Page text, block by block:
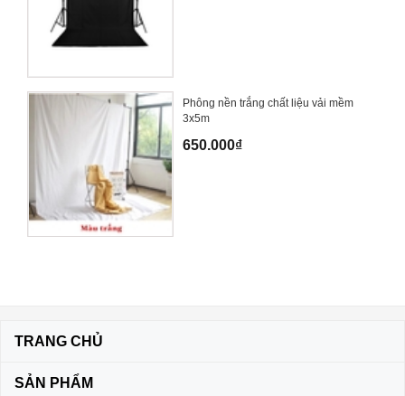
Phông nền trắng chất liệu vải mềm
3x5m
650.000₫
TRANG CHỦ
SẢN PHẨM